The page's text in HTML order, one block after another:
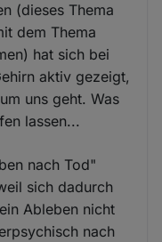
(dieses Thema
dem Thema
hat sich bei
aktiv gezeigt,
uns geht. Was
lassen...
nach Tod"
sich dadurch
Ableben nicht
nach